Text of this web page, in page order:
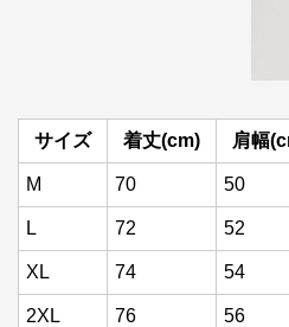
サイズ 着丈(cm) 肩幅
M 70 50
L 72 52
XL 74 54
2XL 76 56